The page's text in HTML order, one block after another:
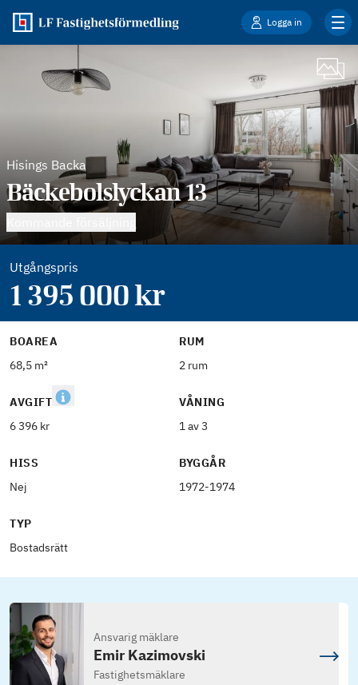
Logga in
Hisings Backa
Bäckebolslyckan 13
Utgångspris
1 395 000kr
BOAREA
68,5 m²
RUM
2 rum
AVGIFT
6 396 kr
VÅNING
1 av 3
HISS
Nej
BYGGÅR
1972-1974
TYP
Bostadsrätt
Ansvarig mäklare
Emir Kazimovski
Fastighetsmäklare